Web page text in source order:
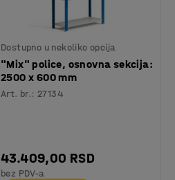
Dostupno u nekoliko opcija
"Mix" police, osnovna sekcija:
2500 x 600 mm
Art. br.: 27134
43.409,00 RSD
bez PDV-a